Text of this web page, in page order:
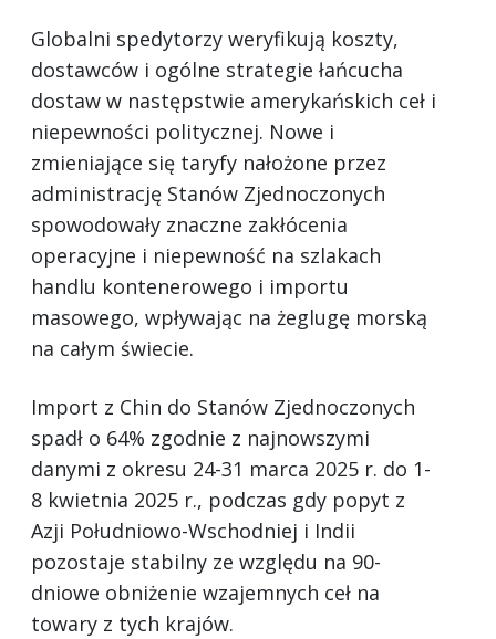
Globalni spedytorzy weryfikują koszty,
dostawców i ogólne strategie łańcucha
dostaw w następstwie amerykańskich ceł i
niepewności politycznej. Nowe i
zmieniające się taryfy nałożone przez
administrację Stanów Zjednoczonych
spowodowały znaczne zakłócenia
operacyjne i niepewność na szlakach
handlu kontenerowego i importu
masowego, wpływając na żeglugę morską
na całym świecie.
Import z Chin do Stanów Zjednoczonych
spadł o 64% zgodnie z najnowszymi
danymi z okresu 24-31 marca 2025 r. do 1-
8 kwietnia 2025 r., podczas gdy popyt z
Azji Południowo-Wschodniej i Indii
pozostaje stabilny ze względu na 90-
dniowe obniżenie wzajemnych ceł na
towary z tych krajów.